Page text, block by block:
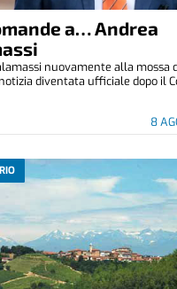
a… Andrea
8
nuovamente alla mossa
diventata ufficiale dopo il